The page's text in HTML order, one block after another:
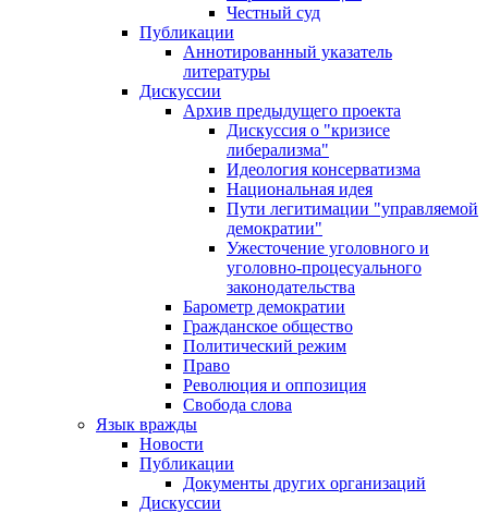
Честный суд
Публикации
Аннотированный указатель
литературы
Дискуссии
Архив предыдущего проекта
Дискуссия о "кризисе
либерализма"
Идеология консерватизма
Национальная идея
Пути легитимации "управляемой
демократии"
Ужесточение уголовного и
уголовно-процесуального
законодательства
Барометр демократии
Гражданское общество
Политический режим
Право
Революция и оппозиция
Свобода слова
Язык вражды
Новости
Публикации
Документы других организаций
Дискуссии